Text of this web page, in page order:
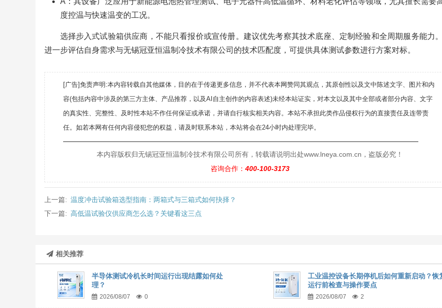
度控温与快速温变的工况。
选择步入式试验箱供应商，不能只看报价或宣传册。建议优先考察其技术底座、定制经验和全周期服务能力
进一步评估自身需求与无锡冠亚恒温制冷技术有限公司的技术匹配度，可提供具体测试参数进行方案对标。
[广告]免责声明:本内容转载自其他媒体，目的在于传递更多信息，并不代表本网赞同其观点，其原创性以及文中陈述文字、图片和内
容(包括内容中涉及的第三方主体、产品推荐，以及AI自主创作的内容表述)未经本站证实，对本文以及其中全部或者部分内容、文字
的真实性、完整性、及时性本站不作任何保证或承诺，并请自行核实相关内容。本站不承担此类作品侵权行为的直接责任及连带责
任。如若本网有任何内容侵犯您的权益，请及时联系本站，本站将会在24小时内处理完毕。
—————————————————————————————————————————————
本内容版权归无锡冠亚恒温制冷技术有限公司所有，转载请说明出处www.lneya.com.cn，盗版必究！
咨询合作： 400-100-3173
上一篇: 温度冲击试验箱选型指南：两箱式与三箱式如何抉择？
下一篇: 高低温试验仪供应商怎么选？关键看这三点
相关推荐
半导体测试冷机长时间运行出现结露如何处
理？
2026/08/07 0
工业温控设备长期停机后如何重新启动？恢
运行前检查与操作要点
2026/08/07 2